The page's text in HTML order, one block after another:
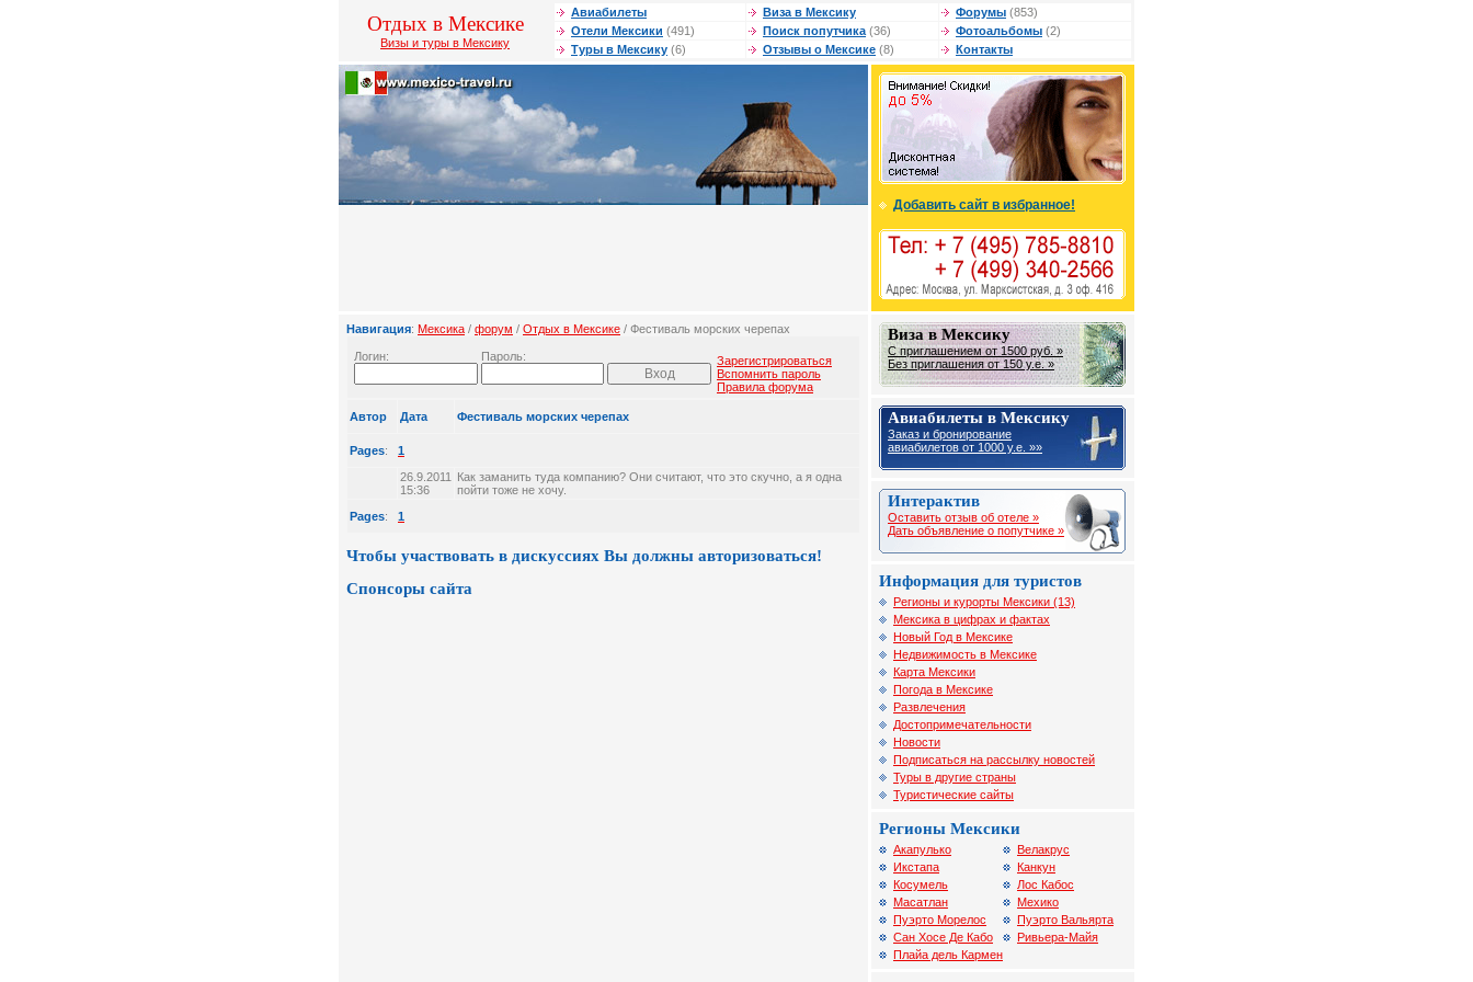
Отдых в Мексике
Визы и туры в Мексику
Авиабилеты Виза в Мексику Форумы (853)
Отели Мексики (491) Поиск попутчика (36) Фотоальбомы (2)
Туры в Мексику (6) Отзывы о Мексике (8) Контакты
Добавить сайт в избранное!
Навигация: Мексика / форум / Отдых в Мексике / Фестиваль морских черепах
Логин: Пароль:
Зарегистрироваться
Вспомнить пароль
Правила форума
Автор Дата Фестиваль морских черепах
Pages: 1
26.9.2011
15:36
Как заманить туда компанию? Они считают, что это скучно, а я одна
пойти тоже не хочу.
Pages: 1
Чтобы участвовать в дискуссиях Вы должны авторизоваться!
Спонсоры сайта
Виза в Мексику
С приглашением от 1500 руб. »
Без приглашения от 150 у.е. »
Авиабилеты в Мексику
Заказ и бронирование
авиабилетов от 1000 у.е. »»
Интерактив
Оставить отзыв об отеле »
Дать объявление о попутчике »
Информация для туристов
Регионы и курорты Мексики (13)
Мексика в цифрах и фактах
Новый Год в Мексике
Недвижимость в Мексике
Карта Мексики
Погода в Мексике
Развлечения
Достопримечательности
Новости
Подписаться на рассылку новостей
Туры в другие страны
Туристические сайты
Регионы Мексики
Акапулько
Икстапа
Косумель
Масатлан
Пуэрто Морелос
Сан Хосе Де Кабо
Плайа дель Кармен
Велакрус
Канкун
Лос Кабос
Мехико
Пуэрто Вальярта
Ривьера-Майя